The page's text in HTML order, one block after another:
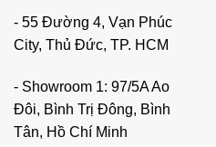
- 55 Đường 4, Vạn Phúc
City, Thủ Đức, TP. HCM
- Showroom 1: 97/5A Ao
Đôi, Bình Trị Đông, Bình
Tân, Hồ Chí Minh